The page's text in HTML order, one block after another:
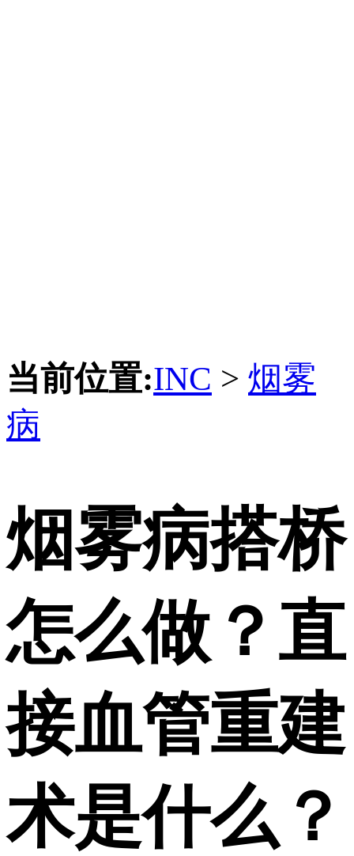
当前位置:INC > 烟雾
病
烟雾病搭桥
怎么做？直
接血管重建
术是什么？